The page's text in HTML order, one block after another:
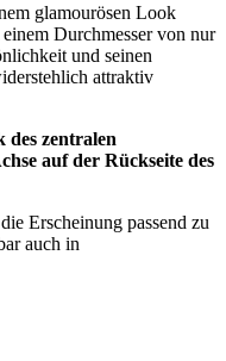
glamourösen Look
Durchmesser von nur
und seinen
attraktiv
zentralen
auf der Rückseite des
Erscheinung passend zu
auch in